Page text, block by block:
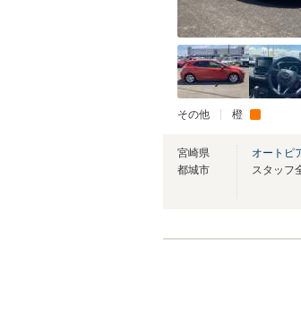
その他 橙
宮崎県
都城市
オートピ
スタッフ